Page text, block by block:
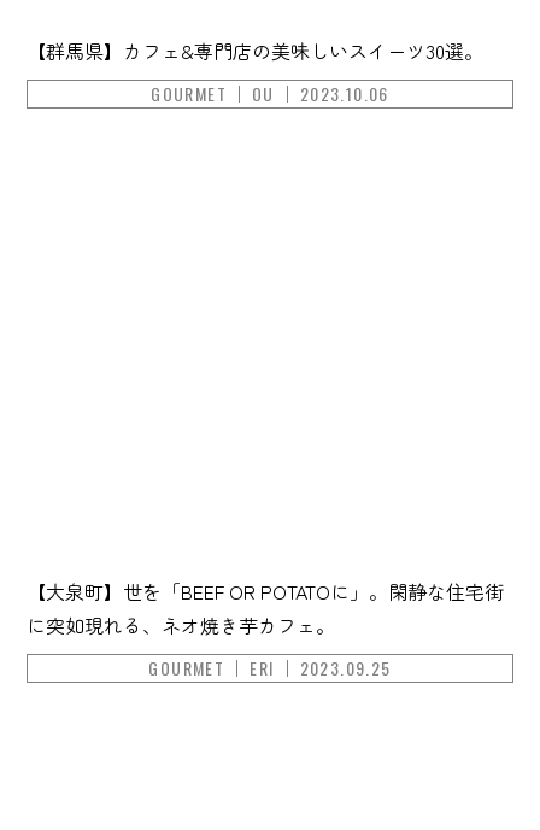
【群馬県】カフェ&専門店の美味しいスイーツ30選。
GOURMET OU 2023.10.06
【大泉町】世を「BEEF OR POTATOに」。閑静な住宅街
に突如現れる、ネオ焼き芋カフェ。
GOURMET ERI 2023.09.25